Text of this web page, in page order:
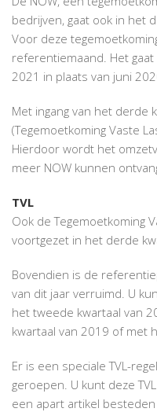
bedrijven, gaat ook in het
Voor deze
referentiemaand. Het
2021 in plaats van juni
Met ingang van het derde
(Tegemoetkoming Vaste
Hierdoor wordt het
meer NOW kunnen
TVL
Ook de Tegemoetkoming
voortgezet in het derde
Bovendien is de
van dit jaar verruimd. U
het tweede kwartaal van
kwartaal van 2019 of met
Er is een speciale TVL-
geroepen. U kunt deze
een apart artikel besteden